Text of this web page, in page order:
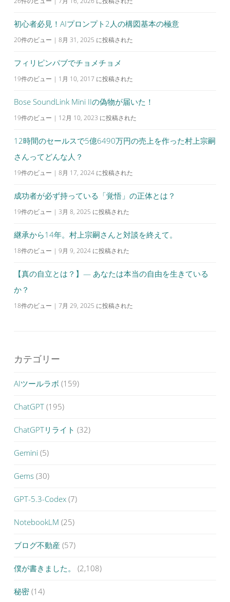
初心者必見！AIプロンプト2人の構図基本の極意
20件のビュー | 8月 31, 2025 に投稿された
フィリピンパブでチョメチョメ
19件のビュー | 1月 10, 2017 に投稿された
Bose SoundLink Mini IIの偽物が届いた！
19件のビュー | 12月 10, 2023 に投稿された
12時間のセールスで5億6490万円の売上を作った村上宗嗣
さんってどんな人？
19件のビュー | 8月 17, 2024 に投稿された
成功者が必ず持っている「覚悟」の正体とは？
19件のビュー | 3月 8, 2025 に投稿された
継承から14年。村上宗嗣さんと対談を終えて。
18件のビュー | 9月 9, 2024 に投稿された
【真の自立とは？】— あなたは本当の自由を生きている
か？
18件のビュー | 7月 29, 2025 に投稿された
カテゴリー
AIツールラボ (159)
ChatGPT (195)
ChatGPTリライト (32)
Gemini (5)
Gems (30)
GPT-5.3-Codex (7)
NotebookLM (25)
ブログ不動産 (57)
僕が書きました。 (2,108)
秘密 (14)